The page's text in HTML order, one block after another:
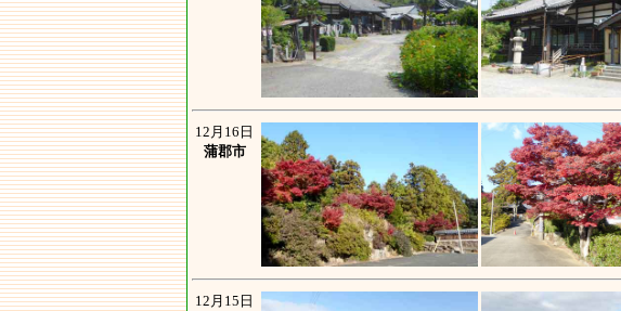
12月16日
蒲郡市
12月15日